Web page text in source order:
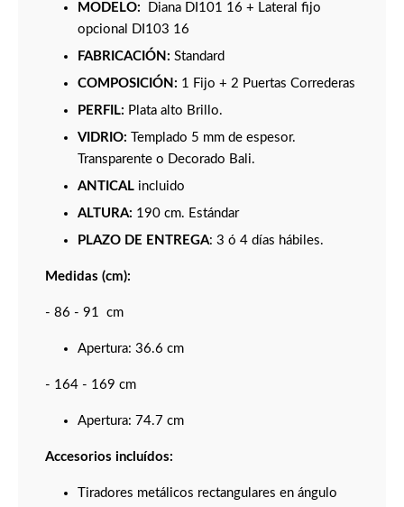
MODELO: Diana DI101 16 + Lateral fijo
opcional DI103 16
FABRICACIÓN: Standard
COMPOSICIÓN: 1 Fijo + 2 Puertas Correderas
PERFIL: Plata alto Brillo.
VIDRIO: Templado 5 mm de espesor.
Transparente o Decorado Bali.
ANTICAL incluido
ALTURA: 190 cm. Estándar
PLAZO DE ENTREGA: 3 ó 4 días hábiles.
Medidas (cm):
- 86 - 91 cm
Apertura: 36.6 cm
- 164 - 169 cm
Apertura: 74.7 cm
Accesorios incluídos:
Tiradores metálicos rectangulares en ángulo